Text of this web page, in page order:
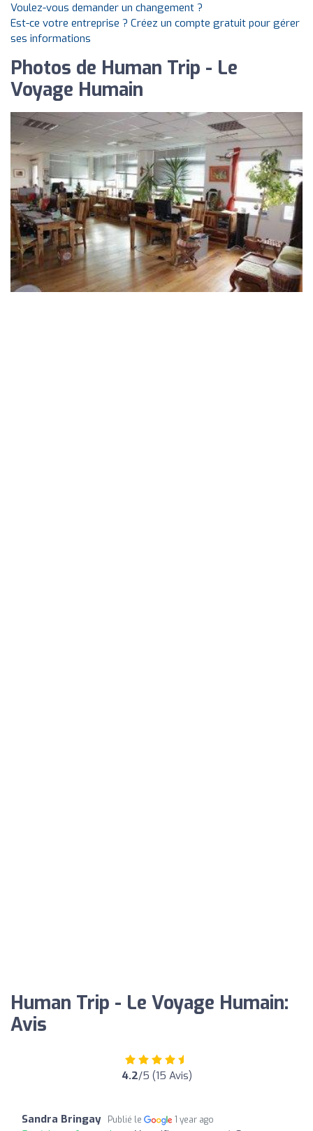
Voulez-vous demander un changement ?
Est-ce votre entreprise ? Créez un compte gratuit pour gérer
ses informations
Photos de Human Trip - Le
Voyage Humain
Human Trip - Le Voyage Humain:
Avis
4.2/5 (15 Avis)
Sandra Bringay Publié le 1 year ago